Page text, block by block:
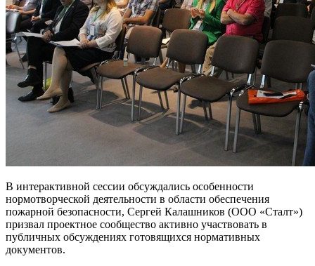
В интерактивной сессии обсуждались особенности
нормотворческой деятельности в области обеспечения
пожарной безопасности, Сергей Калашников (ООО «Сталт»)
призвал проектное сообщество активно участвовать в
публичных обсуждениях готовящихся нормативных
документов.